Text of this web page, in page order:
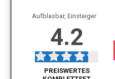
Aufblasbar, Einsteiger
4.2
PREISWERTES